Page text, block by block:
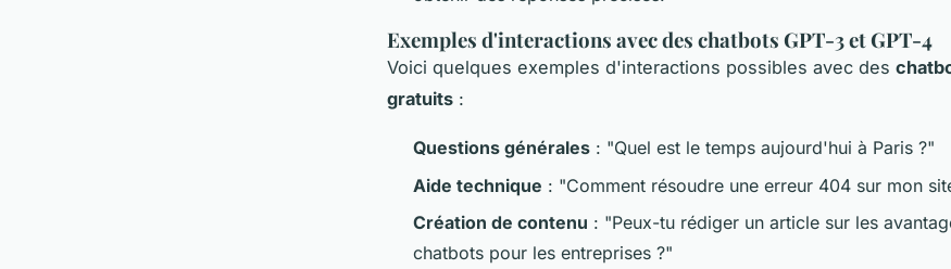
Exemples d'interactions avec des chatbots GPT-3 et GPT-4
Voici quelques exemples d'interactions possibles avec des
gratuits :
Questions générales : "Quel est le temps aujourd'hui à Paris ?"
Aide technique : "Comment résoudre une erreur 404 sur mon
Création de contenu : "Peux-tu rédiger un article sur les
chatbots pour les entreprises ?"